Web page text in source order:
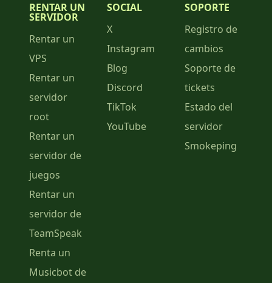
RENTAR UN
SERVIDOR
Rentar un
VPS
Rentar un
servidor
root
Rentar un
servidor de
juegos
Rentar un
servidor de
TeamSpeak
Renta un
Musicbot de
SOCIAL
X
Instagram
Blog
Discord
TikTok
YouTube
SOPORTE
Registro de
cambios
Soporte de
tickets
Estado del
servidor
Smokeping